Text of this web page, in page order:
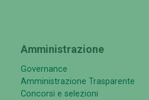
Amministrazione
Governance
Amministrazione Trasparente
Concorsi e selezioni